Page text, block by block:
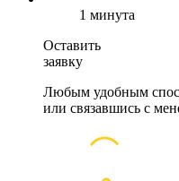
1 минута
Оставить
заявку
Любым удобным
или связавшись с